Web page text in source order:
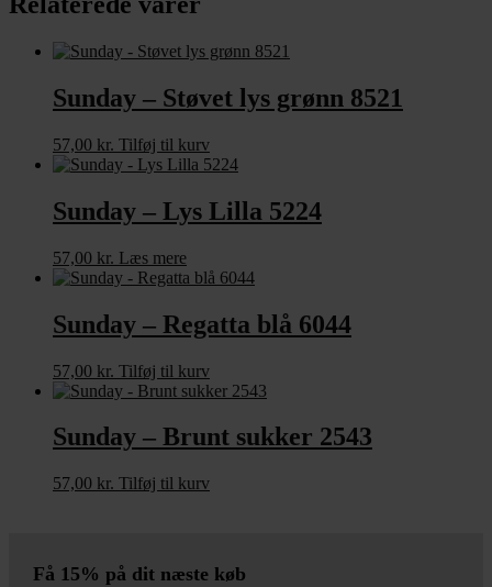
Sunday – Støvet lys grønn 8521
57,00 kr. Tilføj til kurv
Sunday – Lys Lilla 5224
57,00 kr. Læs mere
Sunday – Regatta blå 6044
57,00 kr. Tilføj til kurv
Sunday – Brunt sukker 2543
57,00 kr. Tilføj til kurv
Få 15% på dit næste køb